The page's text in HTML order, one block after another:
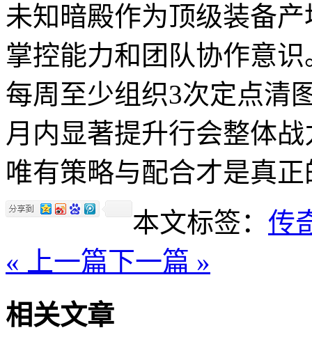
未知暗殿作为顶级装备
掌控能力和团队协作意
每周至少组织3次定点清
月内显著提升行会整体
唯有策略与配合才是真
本文标签： 传
« 上一篇下一篇 »
相关文章